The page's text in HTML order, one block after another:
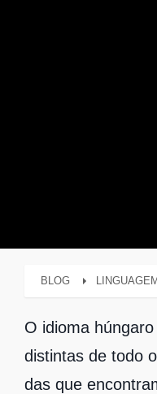
BLOG
O idioma
distintas de todo
das que